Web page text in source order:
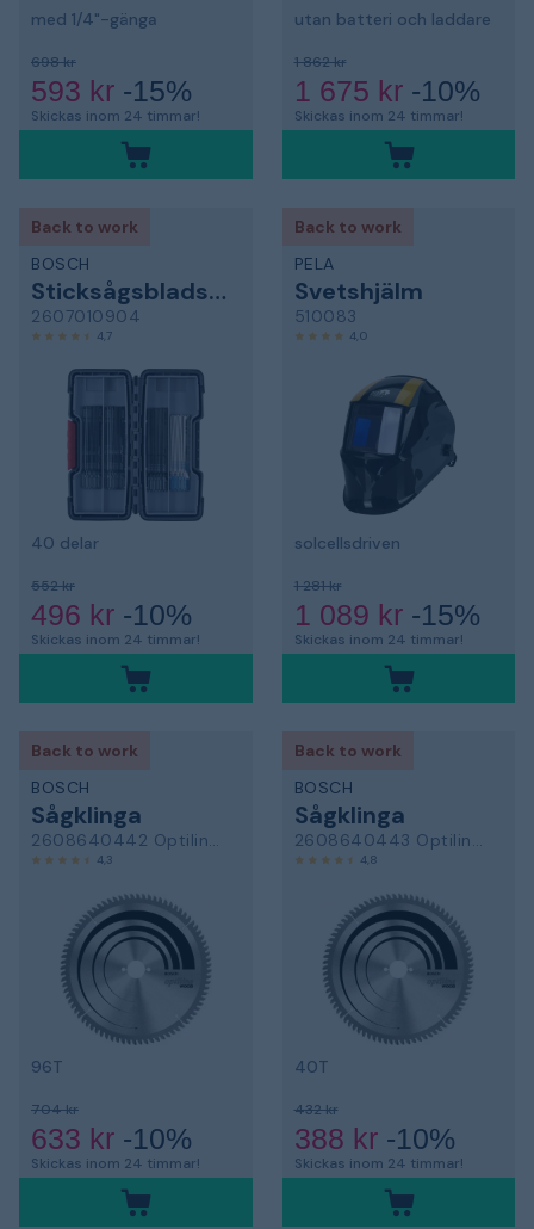
med 1/4"-gänga
698 kr
593 kr -15%
Skickas inom 24 timmar!
utan batteri och laddare
1 862 kr
1 675 kr-10%
Skickas inom 24 timmar!
Back to work
BOSCH
Sticksågsbladsats
2607010904
4,7
40 delar
552 kr
496 kr -10%
Skickas inom 24 timmar!
Back to work
PELA
Svetshjälm
510083
4,0
solcellsdriven
1 281 kr
1 089 kr-15%
Skickas inom 24 timmar!
Back to work
BOSCH
Sågklinga
2608640442 Optiline Wood
4,3
96T
704 kr
633 kr -10%
Skickas inom 24 timmar!
Back to work
BOSCH
Sågklinga
2608640443 Optiline Wood
4,8
40T
432 kr
388 kr-10%
Skickas inom 24 timmar!